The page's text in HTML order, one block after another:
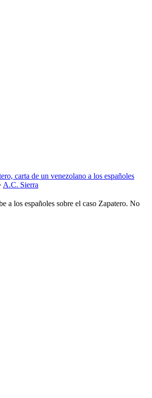
carta de un venezolano a los españoles
· A.C. Sierra
a los españoles sobre el caso Zapatero. No